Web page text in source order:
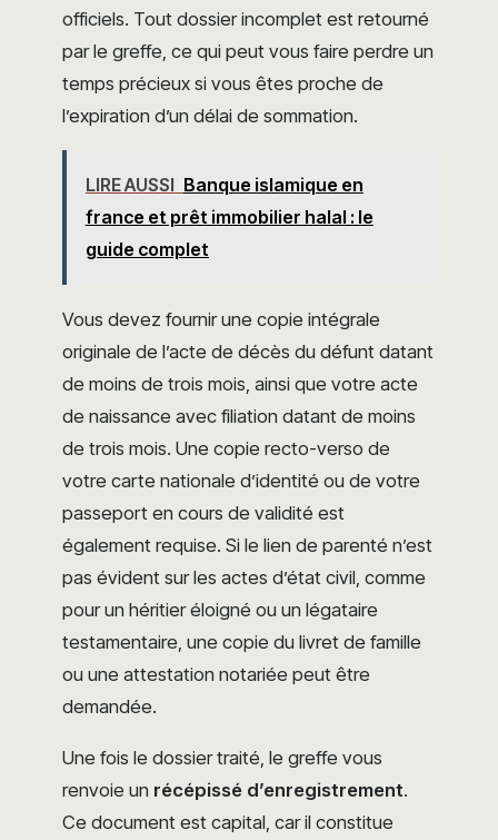
officiels. Tout dossier incomplet est retourné
par le greffe, ce qui peut vous faire perdre un
temps précieux si vous êtes proche de
l’expiration d’un délai de sommation.
LIRE AUSSI Banque islamique en
france et prêt immobilier halal : le
guide complet
Vous devez fournir une copie intégrale
originale de l’acte de décès du défunt datant
de moins de trois mois, ainsi que votre acte
de naissance avec filiation datant de moins
de trois mois. Une copie recto-verso de
votre carte nationale d’identité ou de votre
passeport en cours de validité est
également requise. Si le lien de parenté n’est
pas évident sur les actes d’état civil, comme
pour un héritier éloigné ou un légataire
testamentaire, une copie du livret de famille
ou une attestation notariée peut être
demandée.
Une fois le dossier traité, le greffe vous
renvoie un récépissé d’enregistrement.
Ce document est capital, car il constitue